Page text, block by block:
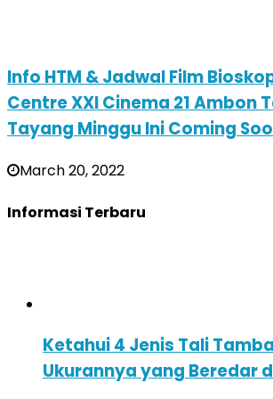
Info HTM & Jadwal Film
Centre XXI Cinema 21 Ambon
Tayang Minggu Ini Coming
March 20, 2022
Informasi Terbaru
Ketahui 4 Jenis Tali
Ukurannya yang Beredar